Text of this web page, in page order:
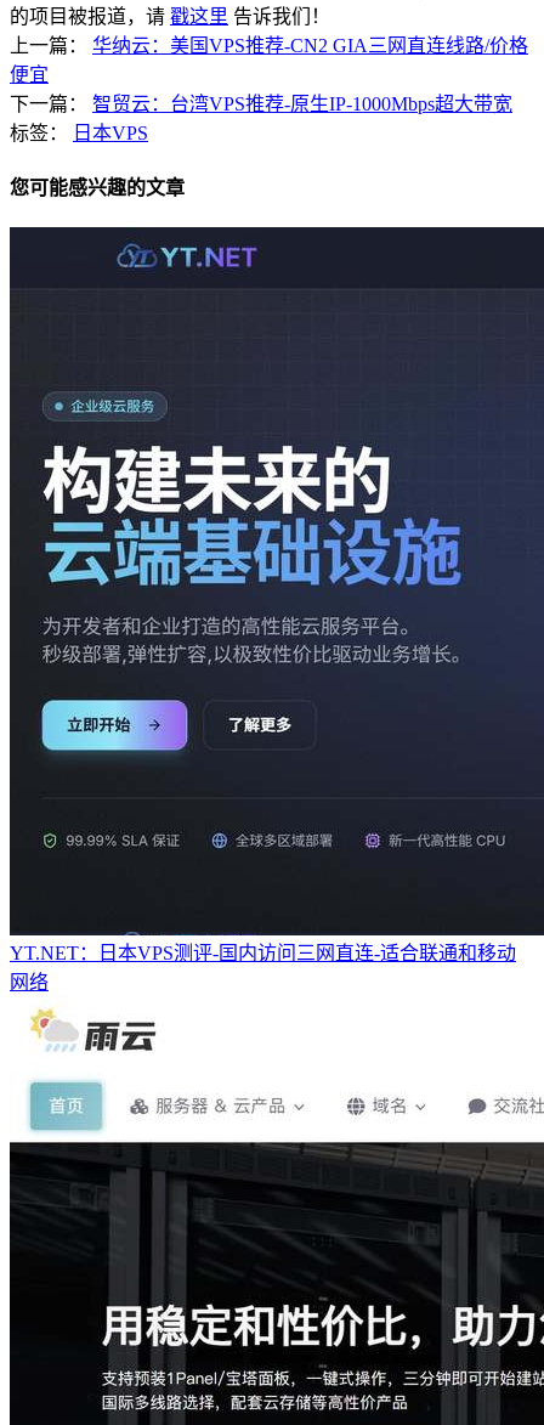
的项目被报道，请 戳这里 告诉我们！
上一篇：
华纳云：美国VPS推荐-CN2 GIA三网直连线路/价格
便宜
下一篇：
智贸云：台湾VPS推荐-原生IP-1000Mbps超大带宽
标签：
日本VPS
您可能感兴趣的文章
YT.NET：日本VPS测评-国内访问三网直连-适合联通和移动
网络